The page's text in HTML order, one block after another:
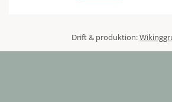
Drift & produktion: